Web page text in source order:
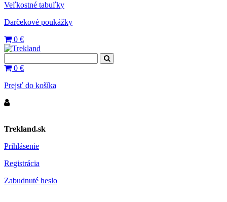
Veľkostné tabuľky
Darčekové poukážky
0 €
0 €
Prejsť do košíka
Trekland.sk
Prihlásenie
Registrácia
Zabudnuté heslo